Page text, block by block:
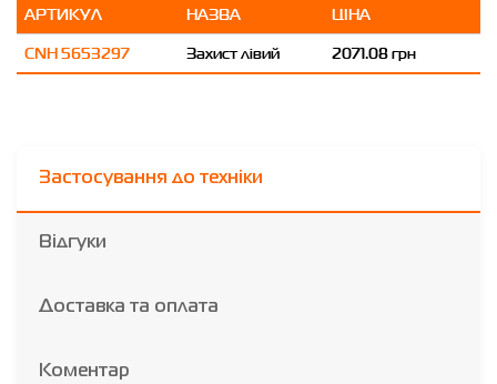
АРТИКУЛ НАЗВА
ЦІНА
CNH 5653297
Захист лівий 2071.08 грн
Застосування до техніки
Відгуки
Доставка та оплата
Коментар